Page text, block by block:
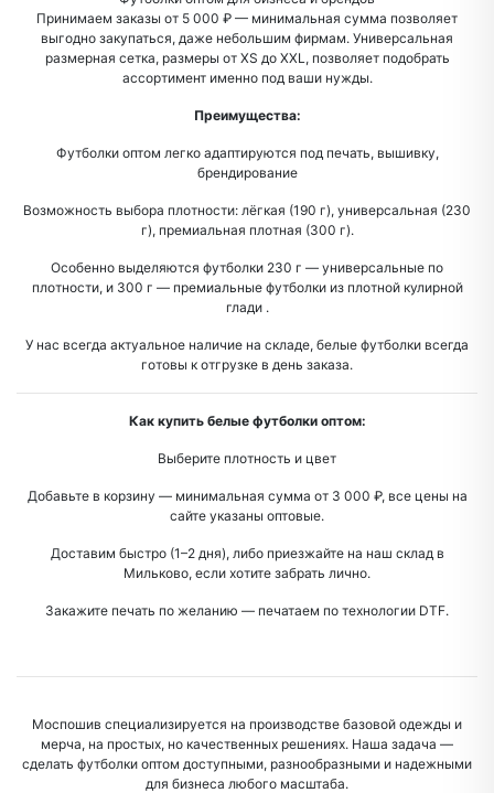
Принимаем заказы от 5 000 ₽ — минимальная сумма позволяет
выгодно закупаться, даже небольшим фирмам. Универсальная
размерная сетка, размеры от XS до XXL, позволяет подобрать
ассортимент именно под ваши нужды.
Преимущества:
Футболки оптом легко адаптируются под печать, вышивку,
брендирование
Возможность выбора плотности: лёгкая (190 г), универсальная (230
г), премиальная плотная (300 г).
Особенно выделяются футболки 230 г — универсальные по
плотности, и 300 г — премиальные футболки из плотной кулирной
глади .
У нас всегда актуальное наличие на складе, белые футболки всегда
готовы к отгрузке в день заказа.
Как купить белые футболки оптом:
Выберите плотность и цвет
Добавьте в корзину — минимальная сумма от 3 000 ₽, все цены на
сайте указаны оптовые.
Доставим быстро (1–2 дня), либо приезжайте на наш склад в
Мильково, если хотите забрать лично.
Закажите печать по желанию — печатаем по технологии DTF.
Моспошив специализируется на производстве базовой одежды и
мерча, на простых, но качественных решениях. Наша задача —
сделать футболки оптом доступными, разнообразными и надежными
для бизнеса любого масштаба.